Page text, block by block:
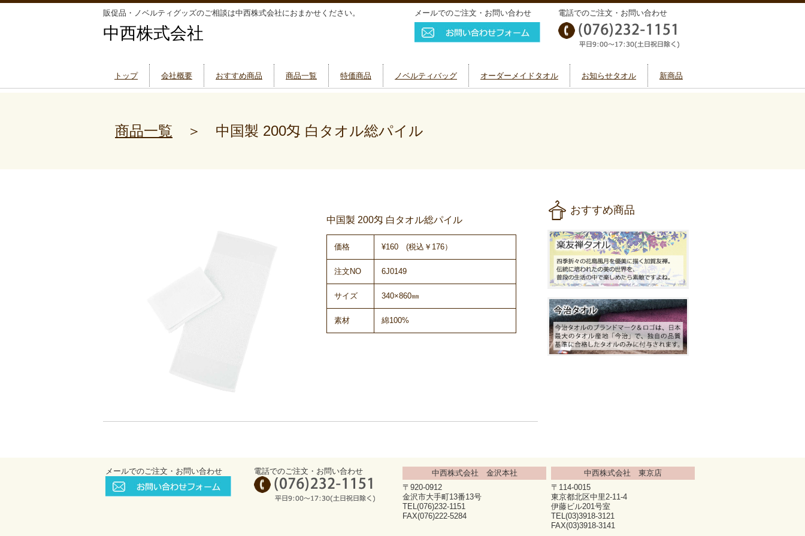
販促品・ノベルティグッズのご相談は中西株式会社におまかせください。
中西株式会社
メールでのご注文・お問い合わせ 電話でのご注文・お問い合わせ
トップ 会社概要 おすすめ商品 商品一覧 特価商品 ノベルティバッグ オーダーメイドタオル お知らせタオル 新商品
商品一覧 ＞ 中国製 200匁 白タオル総パイル
中国製 200匁 白タオル総パイル
価格 ¥160 (税込￥176）
注文NO 6J0149
サイズ 340×860㎜
素材 綿100%
おすすめ商品
メールでのご注文・お問い合わせ 電話でのご注文・お問い合わせ
中西株式会社 金沢本社
〒920-0912
金沢市大手町13番13号
TEL(076)232-1151
FAX(076)222-5284
中西株式会社 東京店
〒114-0015
東京都北区中里2-11-4
伊藤ビル201号室
TEL(03)3918-3121
FAX(03)3918-3141